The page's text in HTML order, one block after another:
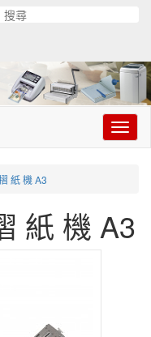
切
换
紙 機 A3
紙 機 A3